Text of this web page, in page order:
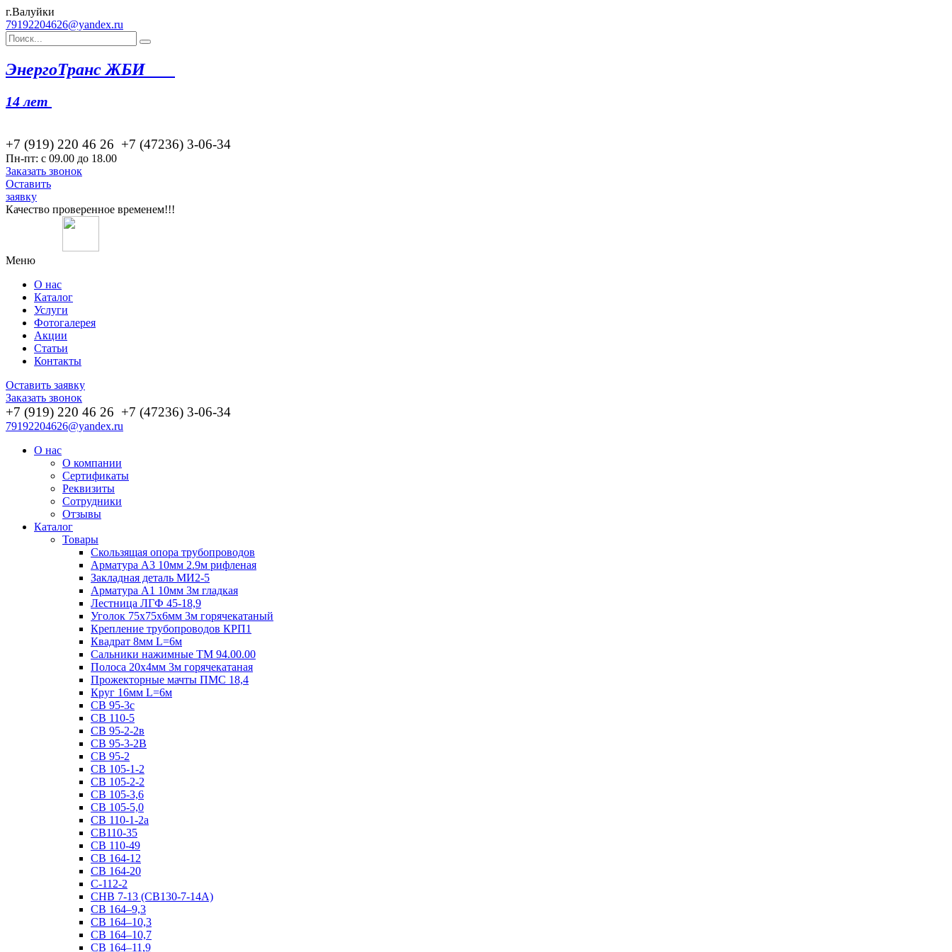
г.Валуйки
79192204626@yandex.ru
ЭнергоТранс ЖБИ
14 лет
+7 (919) 220 46 26 +7 (47236) 3-06-34
Пн-пт: с 09.00 до 18.00
Заказать звонок
Оставить
заявку
Качество проверенное временем!!!
Меню
О нас
Каталог
Услуги
Фотогалерея
Акции
Статьи
Контакты
Оставить заявку
Заказать звонок
+7 (919) 220 46 26 +7 (47236) 3-06-34
79192204626@yandex.ru
О нас
О компании
Сертификаты
Реквизиты
Сотрудники
Отзывы
Каталог
Товары
Скользящая опора трубопроводов
Арматура А3 10мм 2.9м рифленая
Закладная деталь МИ2-5
Арматура А1 10мм 3м гладкая
Лестница ЛГФ 45-18,9
Уголок 75х75х6мм 3м горячекатаный
Крепление трубопроводов КРП1
Квадрат 8мм L=6м
Сальники нажимные ТМ 94.00.00
Полоса 20х4мм 3м горячекатаная
Прожекторные мачты ПМС 18,4
Круг 16мм L=6м
СВ 95-3с
СВ 110-5
СВ 95-2-2в
СВ 95-3-2В
СВ 95-2
СВ 105-1-2
СВ 105-2-2
СВ 105-3,6
СВ 105-5,0
СВ 110-1-2а
СВ110-35
СВ 110-49
СВ 164-12
СВ 164-20
С-112-2
СНВ 7-13 (СВ130-7-14А)
СВ 164–9,3
СВ 164–10,3
СВ 164–10,7
СВ 164–11,9